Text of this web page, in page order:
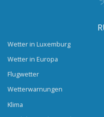
Wetter in Luxemburg
Wetter in Europa
Flugwetter
Wetterwarnungen
Klima